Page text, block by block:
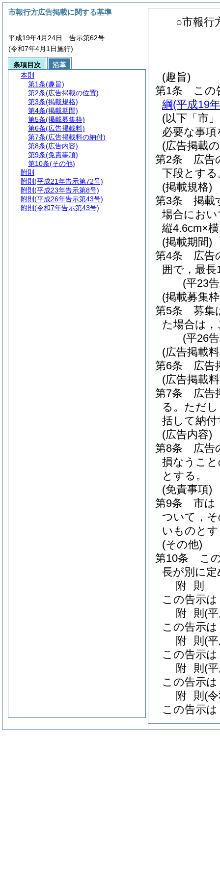
○市報行
(趣旨)
第1条
この
綱(平成19
(以下「市
必要な事
(広告掲載
第2条
広告
下段とする
(掲載規格)
第3条
掲載
場合にお
縦4.6cm×
(掲載期間)
第4条
広告
囲で，最
(平23
(掲載募集
第5条
募集
た場合は
(平26
(広告掲載
第6条
広告
(広告掲載
第7条
広告
る。 ただ
括して納
(広告内容)
第8条
広告
損なうこ
とする。
(免責事項)
第9条
市は
ついて，
いものと
(その他)
第10条
こ
長が別に
附 則
この告示
附 則 (
この告示
附 則 (
この告示
附 則 (
この告示
附 則 (
この告示
市報行方広告掲載に関する基準
平成19年4月24日 告示第62号
(令和7年4月1日施行)
条項目次
沿革
本則
第1条(趣旨)
第2条(広告掲載の位置)
第3条(掲載規格)
第4条(掲載期間)
第5条(掲載募集枠)
第6条(広告掲載料)
第7条(広告掲載料の納付)
第8条(広告内容)
第9条(免責事項)
第10条(その他)
附則
附則 (平成21年告示第72号)
附則 (平成23年告示第8号)
附則 (平成26年告示第43号)
附則 (令和7年告示第43号)